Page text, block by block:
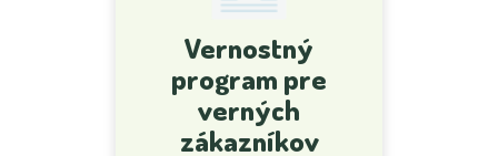
Vernostný
program pre
verných
zákazníkov